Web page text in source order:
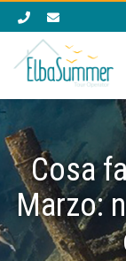
Cosa
Marzo: